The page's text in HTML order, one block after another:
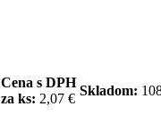
Cena s DPH
za ks: 2,07 €
Skladom: